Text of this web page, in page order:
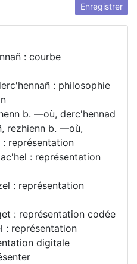
Enregistrer
: courbe
: philosophie
b. ―où, derc'hennad
rezhienn b. ―où,
représentation
: représentation
: représentation
: représentation codée
: représentation
digitale